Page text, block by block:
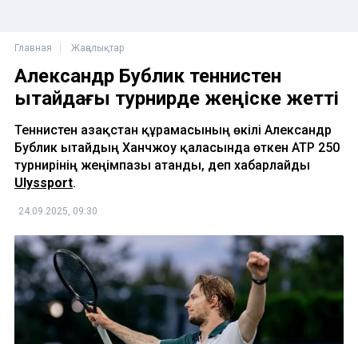
Главная Жаңалықтар
Александр Бублик теннистен
Қытайдағы турнирде жеңіске жетті
Теннистен Қазақстан құрамасының өкілі Александр
Бублик Қытайдың Ханчжоу қаласында өткен ATP 250
турнирінің жеңімпазы атанды, деп хабарлайды
Ulyssport.
24.09.2025, 09:30